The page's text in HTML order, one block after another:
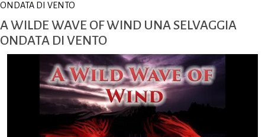
ONDATA DI VENTO
A WILDE WAVE OF WIND UNA SELVAGGIA
ONDATA DI VENTO